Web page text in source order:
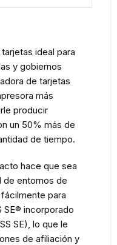
ideal para
y gobiernos
de tarjetas
más
producir
un 50% más de
de tiempo.
hace que sea
de entornos de
para
SE® incorporado
SE), lo que le
de afiliación y